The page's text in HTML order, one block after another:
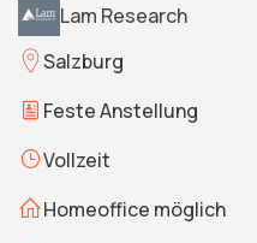
Lam Research
Salzburg
Feste Anstellung
Vollzeit
Homeoffice möglich